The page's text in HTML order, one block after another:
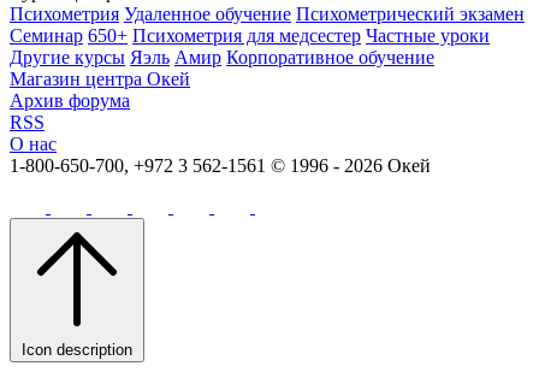
Психометрия Удаленное обучение Психометрический экзамен
Семинар 650+ Психометрия для медсестер Частные уроки
Другие курсы Яэль Амир Корпоративное обучение
Магазин центра Окей
Архив форума
RSS
О нас
1-800-650-700, +972 3 562-1561 © 1996 - 2026 Окей
Icon description